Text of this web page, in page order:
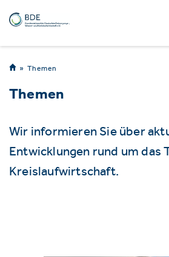
Themen
Themen
Wir informieren Sie über
Entwicklungen rund um das
Kreislaufwirtschaft.